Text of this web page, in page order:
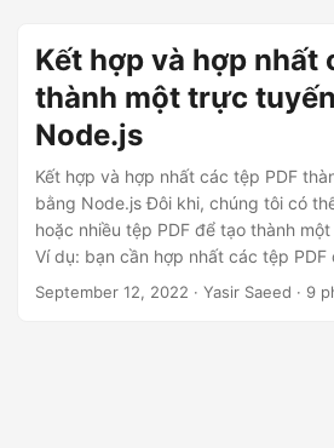
Kết hợp và hợp nhất
thành một trực
Node.js
Kết hợp và hợp nhất các tệp PDF
bằng Node.js Đôi khi, chúng tôi có
hoặc nhiều tệp PDF để tạo thành
Ví dụ: bạn cần hợp nhất các tệp PDF
các tệp đã tạo trước đó của mình để
September 12, 2022 · Yasir Saeed · 9